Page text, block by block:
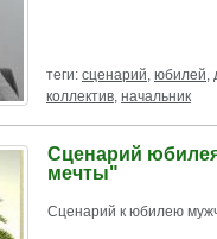
теги: сценарий, юбилей,
коллектив, начальник
Сценарий
мечты"
Сценарий к юбилею